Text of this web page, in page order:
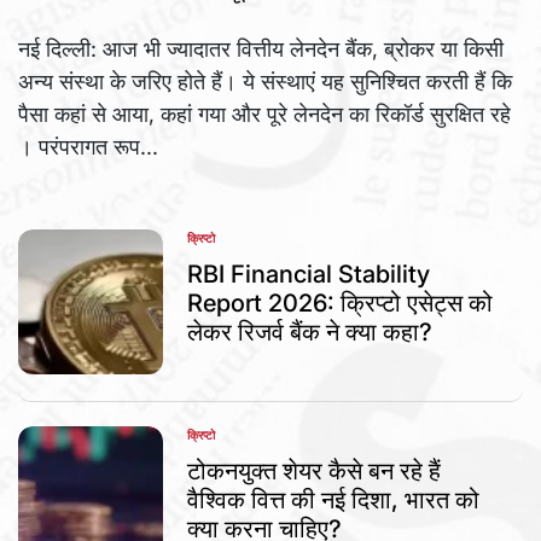
नई दिल्ली: आज भी ज्यादातर वित्तीय लेनदेन बैंक, ब्रोकर या किसी
अन्य संस्था के जरिए होते हैं। ये संस्थाएं यह सुनिश्चित करती हैं कि
पैसा कहां से आया, कहां गया और पूरे लेनदेन का रिकॉर्ड सुरक्षित रहे
। परंपरागत रूप...
POSTED
IN
क्रिप्टो
RBI Financial Stability
Report 2026: क्रिप्टो एसेट्स को
लेकर रिजर्व बैंक ने क्या कहा?
POSTED
IN
क्रिप्टो
टोकनयुक्त शेयर कैसे बन रहे हैं
वैश्विक वित्त की नई दिशा, भारत को
क्या करना चाहिए?